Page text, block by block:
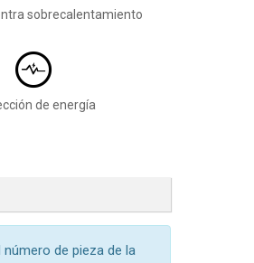
sobrecalentamiento
de energía
de pieza de la